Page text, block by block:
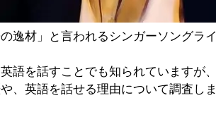
の逸材」と言われるシンガーソング
語を話すことでも知られていますが
、英語を話せる理由について調査しま